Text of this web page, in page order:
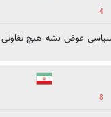
4
سیاسی عوض نشه هیچ
8